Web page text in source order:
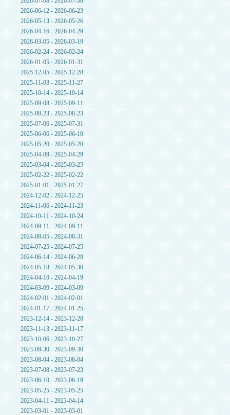
2026-06-12 - 2026-06-23
2026-05-13 - 2026-05-26
2026-04-16 - 2026-04-29
2026-03-05 - 2026-03-19
2026-02-24 - 2026-02-24
2026-01-05 - 2026-01-31
2025-12-05 - 2025-12-28
2025-11-03 - 2025-11-27
2025-10-14 - 2025-10-14
2025-09-08 - 2025-09-11
2025-08-23 - 2025-08-23
2025-07-06 - 2025-07-31
2025-06-06 - 2025-06-10
2025-05-20 - 2025-05-20
2025-04-09 - 2025-04-29
2025-03-04 - 2025-03-25
2025-02-22 - 2025-02-22
2025-01-01 - 2025-01-27
2024-12-02 - 2024-12-25
2024-11-06 - 2024-11-23
2024-10-11 - 2024-10-24
2024-09-11 - 2024-09-11
2024-08-05 - 2024-08-31
2024-07-25 - 2024-07-25
2024-06-14 - 2024-06-29
2024-05-18 - 2024-05-30
2024-04-10 - 2024-04-19
2024-03-09 - 2024-03-09
2024-02-01 - 2024-02-01
2024-01-17 - 2024-01-25
2023-12-14 - 2023-12-28
2023-11-13 - 2023-11-17
2023-10-06 - 2023-10-27
2023-09-30 - 2023-09-30
2023-08-04 - 2023-08-04
2023-07-08 - 2023-07-23
2023-06-10 - 2023-06-19
2023-05-25 - 2023-05-25
2023-04-11 - 2023-04-14
2023-03-01 - 2023-03-01